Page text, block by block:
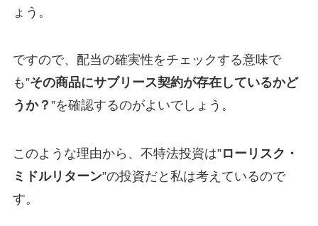
ょう。
ですので、配当の確実性をチェックする意味で
も”その商品にサブリース契約が存在しているかど
うか？ ”を確認するのがよいでしょう。
このような理由から、不特法投資は”ローリスク・
ミドルリターン”の投資だと私は考えているので
す。